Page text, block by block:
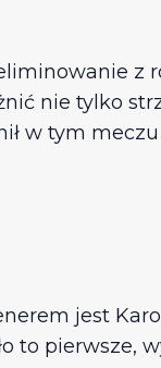
z
nie tylko
w tym
jest
to pierwsze,